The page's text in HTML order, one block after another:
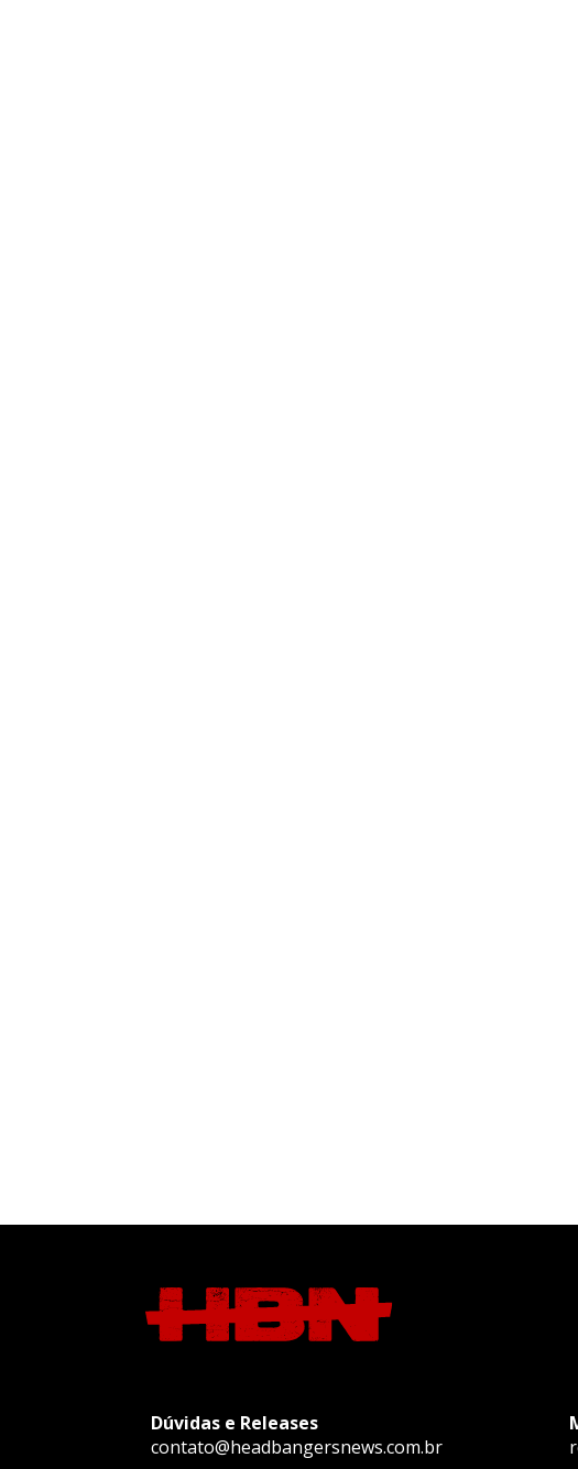
Dúvidas e Releases
contato@headbangersnews.com.br